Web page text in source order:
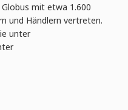
mit etwa 1.600
und Händlern vertreten.
unter